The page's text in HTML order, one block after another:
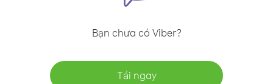
Bạn chưa có Viber?
Tải ngay